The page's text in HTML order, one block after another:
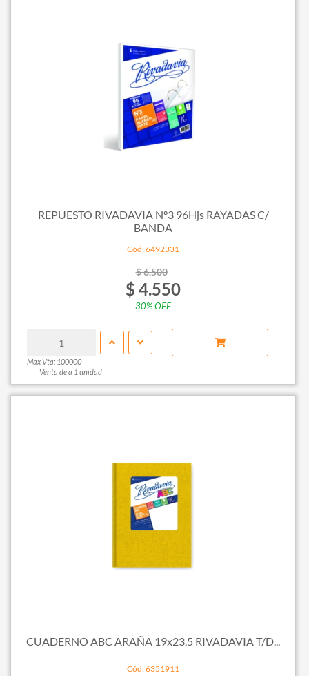
REPUESTO RIVADAVIA N°3 96Hjs RAYADAS C/
BANDA
Cód: 6492331
$ 6.500
$ 4.550
30% OFF
Max Vta: 100000
Venta de a 1 unidad
CUADERNO ABC ARAÑA 19x23,5 RIVADAVIA T/D...
Cód: 6351911